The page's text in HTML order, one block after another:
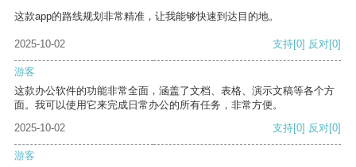
这款app的路线规划非常精准，让我能够快速到达目的地。
2025-10-02 支持[0] 反对[0]
游客
这款办公软件的功能非常全面，涵盖了文档、表格、演示文稿等各个方
面。我可以使用它来完成日常办公的所有任务，非常方便。
2025-10-02
支持[0] 反对[0]
游客